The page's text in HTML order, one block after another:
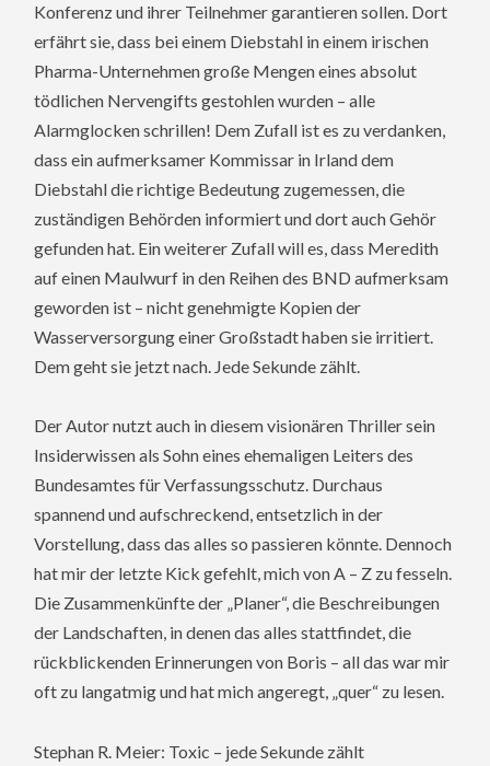
Konferenz und ihrer Teilnehmer garantieren sollen. Dort
erfährt sie, dass bei einem Diebstahl in einem irischen
Pharma-Unternehmen große Mengen eines absolut
tödlichen Nervengifts gestohlen wurden – alle
Alarmglocken schrillen! Dem Zufall ist es zu verdanken,
dass ein aufmerksamer Kommissar in Irland dem
Diebstahl die richtige Bedeutung zugemessen, die
zuständigen Behörden informiert und dort auch Gehör
gefunden hat. Ein weiterer Zufall will es, dass Meredith
auf einen Maulwurf in den Reihen des BND aufmerksam
geworden ist – nicht genehmigte Kopien der
Wasserversorgung einer Großstadt haben sie irritiert.
Dem geht sie jetzt nach. Jede Sekunde zählt.
Der Autor nutzt auch in diesem visionären Thriller sein
Insiderwissen als Sohn eines ehemaligen Leiters des
Bundesamtes für Verfassungsschutz. Durchaus
spannend und aufschreckend, entsetzlich in der
Vorstellung, dass das alles so passieren könnte. Dennoch
hat mir der letzte Kick gefehlt, mich von A – Z zu fesseln.
Die Zusammenkünfte der „Planer“, die Beschreibungen
der Landschaften, in denen das alles stattfindet, die
rückblickenden Erinnerungen von Boris – all das war mir
oft zu langatmig und hat mich angeregt, „quer“ zu lesen.
Stephan R. Meier: Toxic – jede Sekunde zählt